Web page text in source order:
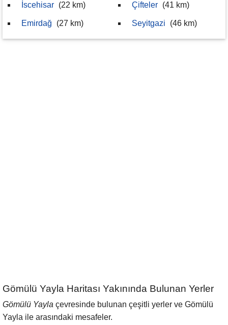
İscehisar (22 km)
Emirdağ (27 km)
Çifteler (41 km)
Seyitgazi (46 km)
Gömülü Yayla Haritası Yakınında Bulunan Yerler
Gömülü Yayla çevresinde bulunan çeşitli yerler ve Gömülü
Yayla ile arasındaki mesafeler.